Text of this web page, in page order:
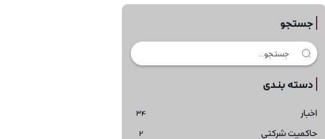
جستجو
دسته بندی
اخبار 34
حاکمیت شرکتی 2